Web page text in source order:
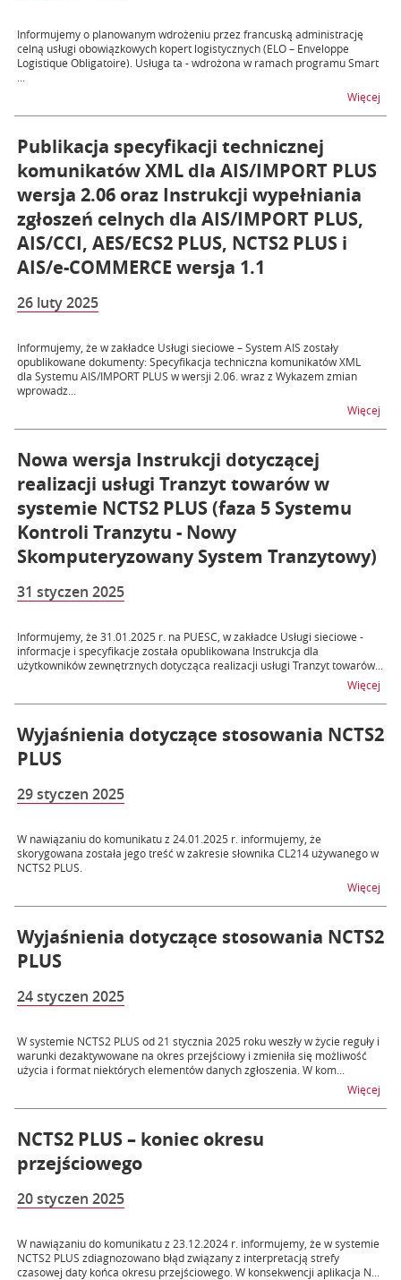
Informujemy o planowanym wdrożeniu przez francuską administrację
celną usługi obowiązkowych kopert logistycznych (ELO – Enveloppe
Logistique Obligatoire). Usługa ta - wdrożona w ramach programu Smart
Więcej
Publikacja specyfikacji technicznej
komunikatów XML dla AIS/IMPORT PLUS
wersja 2.06 oraz Instrukcji wypełniania
zgłoszeń celnych dla AIS/IMPORT PLUS,
AIS/CCI, AES/ECS2 PLUS, NCTS2 PLUS i
AIS/e-COMMERCE wersja 1.1
26 luty 2025
Informujemy, że w zakładce Usługi sieciowe – System AIS zostały
opublikowane dokumenty: Specyfikacja techniczna komunikatów XML
dla Systemu AIS/IMPORT PLUS w wersji 2.06. wraz z Wykazem zmian
wprowadz...
Więcej
Nowa wersja Instrukcji dotyczącej
realizacji usługi Tranzyt towarów w
systemie NCTS2 PLUS (faza 5 Systemu
Kontroli Tranzytu - Nowy
Skomputeryzowany System Tranzytowy)
31 styczen 2025
Informujemy, że 31.01.2025 r. na PUESC, w zakładce Usługi sieciowe -
informacje i specyfikacje została opublikowana Instrukcja dla
użytkowników zewnętrznych dotycząca realizacji usługi Tranzyt towarów...
Więcej
Wyjaśnienia dotyczące stosowania NCTS2
PLUS
29 styczen 2025
W nawiązaniu do komunikatu z 24.01.2025 r. informujemy, że
skorygowana została jego treść w zakresie słownika CL214 używanego w
NCTS2 PLUS.
Więcej
Wyjaśnienia dotyczące stosowania NCTS2
PLUS
24 styczen 2025
W systemie NCTS2 PLUS od 21 stycznia 2025 roku weszły w życie reguły i
warunki dezaktywowane na okres przejściowy i zmieniła się możliwość
użycia i format niektórych elementów danych zgłoszenia. W kom...
Więcej
NCTS2 PLUS – koniec okresu
przejściowego
20 styczen 2025
W nawiązaniu do komunikatu z 23.12.2024 r. informujemy, że w systemie
NCTS2 PLUS zdiagnozowano błąd związany z interpretacją strefy
czasowej daty końca okresu przejściowego. W konsekwencji aplikacja N...